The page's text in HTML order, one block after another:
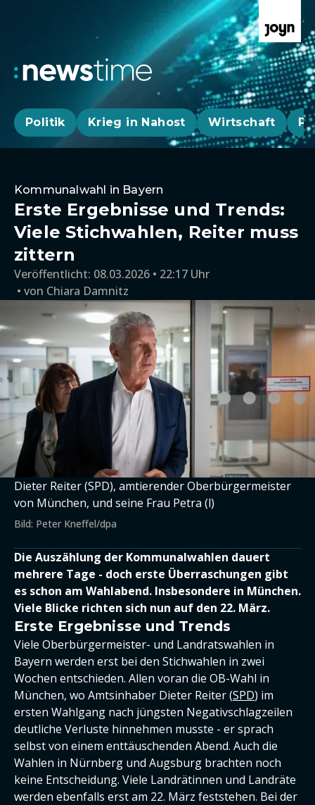
Politik Krieg in Nahost Wirtschaft
Kommunalwahl in Bayern
Erste Ergebnisse und Trends:
Viele Stichwahlen, Reiter muss
zittern
Veröffentlicht: 08.03.2026 • 22:17 Uhr
von Chiara Damnitz
Dieter Reiter (SPD), amtierender Oberbürgermeister
von München, und seine Frau Petra (l)
Bild: Peter Kneffel/dpa
Die Auszählung der Kommunalwahlen dauert
mehrere Tage - doch erste Überraschungen gibt
es schon am Wahlabend. Insbesondere in München.
Viele Blicke richten sich nun auf den 22. März.
Erste Ergebnisse und Trends
Viele Oberbürgermeister- und Landratswahlen in
Bayern werden erst bei den Stichwahlen in zwei
Wochen entschieden. Allen voran die OB-Wahl in
München, wo Amtsinhaber Dieter Reiter (SPD) im
ersten Wahlgang nach jüngsten Negativschlagzeilen
deutliche Verluste hinnehmen musste - er sprach
selbst von einem enttäuschenden Abend. Auch die
Wahlen in Nürnberg und Augsburg brachten noch
keine Entscheidung. Viele Landrätinnen und Landräte
werden ebenfalls erst am 22. März feststehen. Bei der